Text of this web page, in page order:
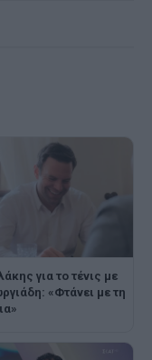
για το τένις με
«Φτάνει με τη